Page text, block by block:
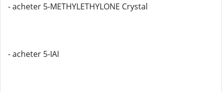
- acheter 5-METHYLETHYLONE Crystal
- acheter 5-IAI